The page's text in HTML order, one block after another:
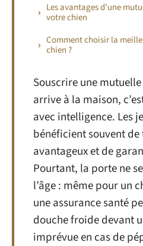
Les avantages d’une
votre chien
Comment choisir la
chien ?
Souscrire une
arrive à la maison,
avec intelligence. Les
bénéficient souvent
avantageux et de
Pourtant, la porte ne
l’âge : même pour un
une assurance santé
douche froide devant
imprévue en cas de